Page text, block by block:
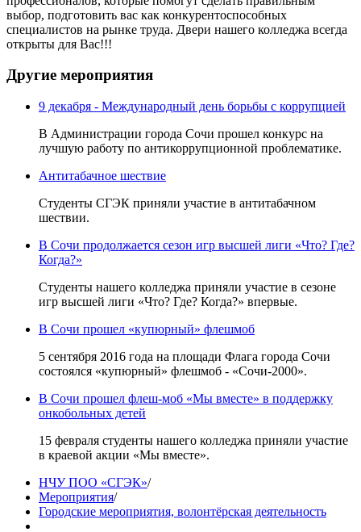
выбор, подготовить вас как конкурентоспособных
специалистов на рынке труда. Двери нашего колледжа всегда
открыты для Вас!!!
Другие мероприятия
9 декабря - Международный день борьбы с коррупцией
В Администрации города Сочи прошел конкурс на
лучшую работу по антикоррупционной проблематике.
Антитабачное шествие
Студенты СГЭК приняли участие в антитабачном
шествии.
В Сочи продолжается сезон игр высшей лиги «Что? Где?
Когда?»
Студенты нашего колледжа приняли участие в сезоне
игр высшей лиги «Что? Где? Когда?» впервые.
В Сочи прошел «купюрный» флешмоб
5 сентября 2016 года на площади Флага города Сочи
состоялся «купюрный» флешмоб - «Сочи-2000».
В Сочи прошел флеш-моб «Мы вместе» в поддержку
онкобольных детей
15 февраля студенты нашего колледжа приняли участие
в краевой акции «Мы вместе».
НЧУ ПОО «СГЭК»/
Мероприятия/
Городские мероприятия, волонтёрская деятельность